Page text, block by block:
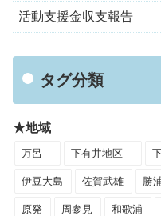
活動支援金収支報告
タグ分類
★地域
万呂 下有井地区
伊豆大島 佐賀武雄 勝
原発 周参見 和歌浦